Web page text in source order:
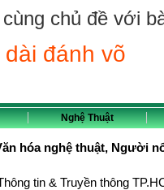
chủ đề với
đánh võ
Nghệ Thuật
hóa nghệ thuật, Người
tin & Truyền thông